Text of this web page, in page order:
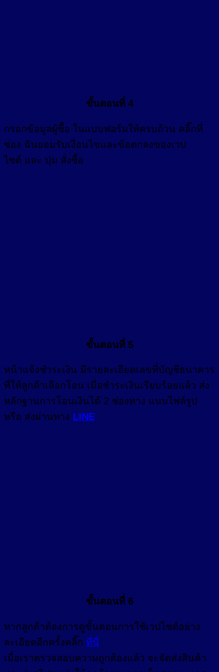
ขั้นตอนที่ 4
กรอกข้อมูลผู้ซื้อ ในแบบฟอร์มให้ครบถ้วน คลิ๊กที่
ช่อง ฉันยอมรับเงื่อนไขและข้อตกลงของเวป
ไซต์ และ ปุ่ม สั่งซื้อ
ขั้นตอนที่ 5
หน้าแจ้งชำระเงิน มีรายละเอียดเลขที่บัญชีธนาคาร
ที่ให้ลูกค้าเลือกโอน เมื่อชำระเงินเรียบร้อยแล้ว ส่ง
หลักฐานการโอนเงินได้ 2 ช่องทาง แนบไฟล์รูป
หรือ ส่งผ่านทาง LINE
ขั้นตอนที่ 6
หากลูกค้าต้องการดูขั้นตอนการใช้เวปไซต์อย่าง
ละเอียดอีกครั้งคลิ๊ก ที่นี่
เมื่อเราตรวจสอบความถูกต้องแล้ว จะจัดส่งสินค้า